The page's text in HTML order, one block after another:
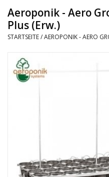
Headshop
CBD und Hanfextrakte
Aeroponik - Aero
Plus (Erw.)
STARTSEITE/AEROPONIK - AERO